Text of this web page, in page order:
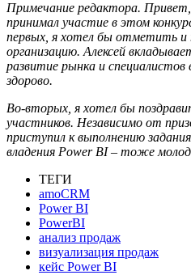
Примечание редактора.
принимал участие в этом
первых, я хотел бы отметить и
организацию. Алексей
развитие рынка и
здорово.
Во-вторых, я хотел бы
участников. Независимо от
приступил к выполнению
владения Power BI – тоже
ТЕГИ
amoCRM
Power BI
PowerBI
анализ продаж
визуализация продаж
кейс Power BI